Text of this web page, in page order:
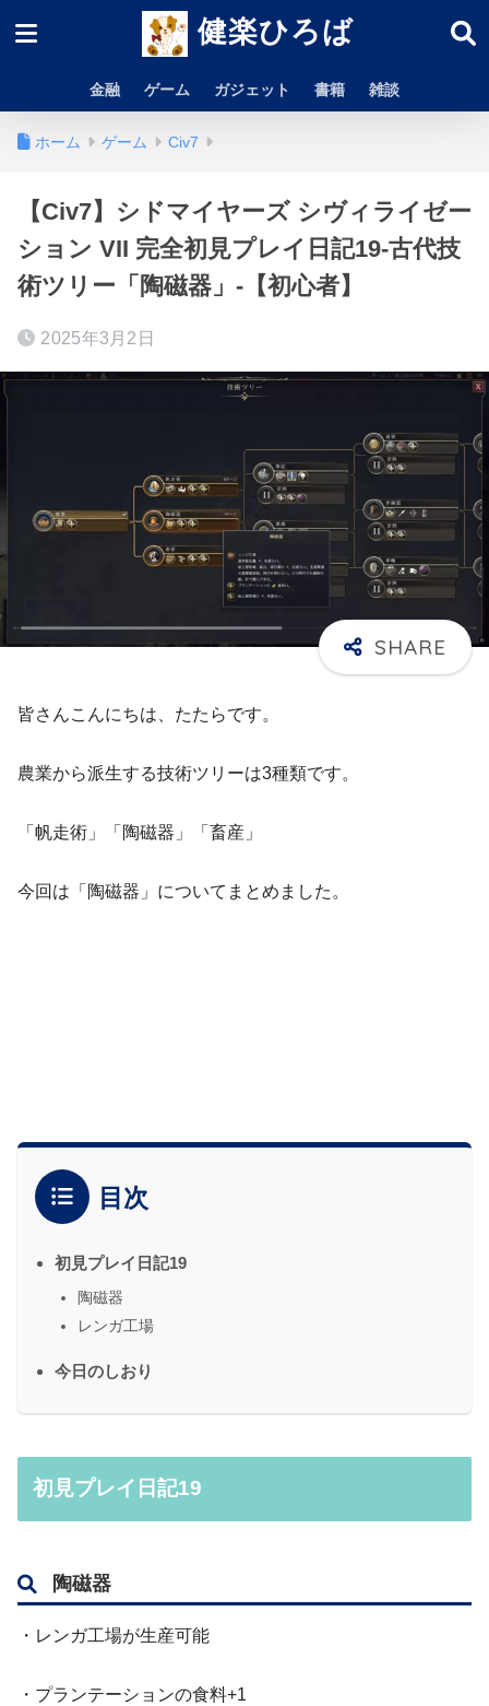
健楽ひろば
金融 ゲーム ガジェット 書籍 雑談
ホーム ゲーム Civ7
【Civ7】シドマイヤーズ シヴィライゼー
ション VII 完全初見プレイ日記19-古代技
術ツリー「陶磁器」-【初心者】
2025年3月2日
皆さんこんにちは、たたらです。
農業から派生する技術ツリーは3種類です。
「帆走術」「陶磁器」「畜産」
今回は「陶磁器」についてまとめました。
目次
初見プレイ日記19
陶磁器
レンガ工場
今日のしおり
初見プレイ日記19
陶磁器
・レンガ工場が生産可能
・プランテーションの食料+1